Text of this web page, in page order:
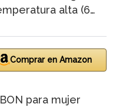
alta (6…
Comprar en Amazon
para mujer